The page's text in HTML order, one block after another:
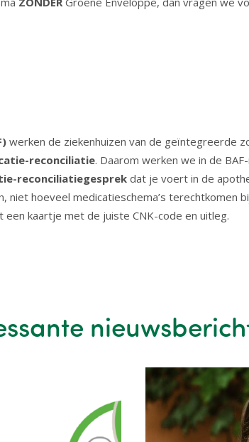
werken de ziekenhuizen van de geïntegreerde
reconciliatie. Daarom werken we in de
reconciliatiegesprek dat je voert in de
niet hoeveel medicatieschema’s terechtkomen
een kaartje met de juiste CNK-code en uitleg.
Image